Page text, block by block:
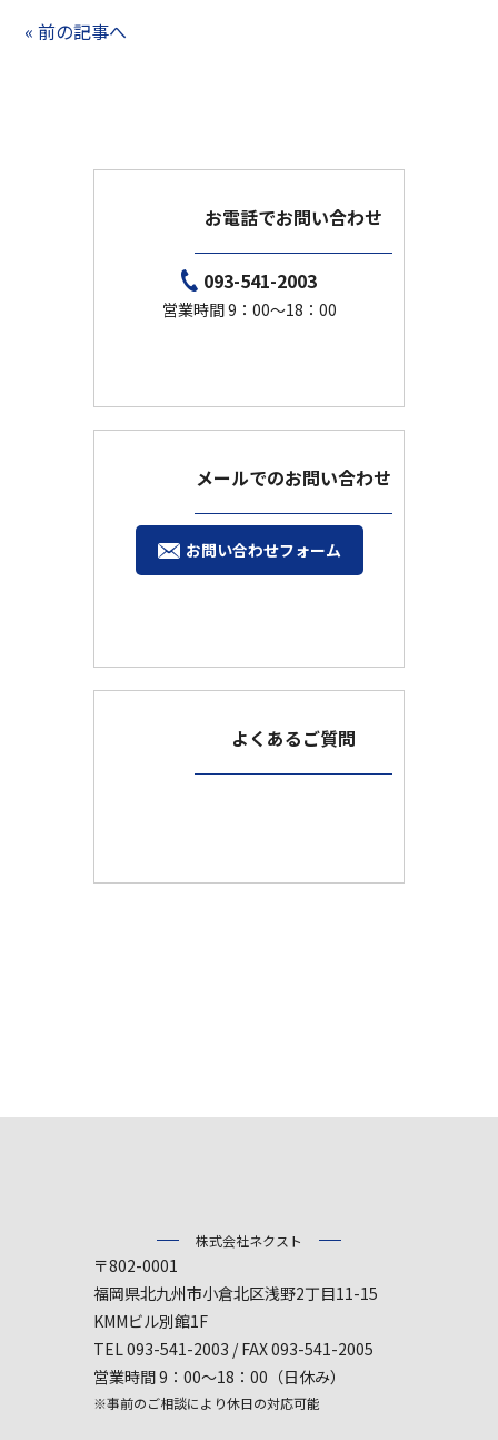
« 前の記事へ
お電話でお問い合わせ
093-541-2003
営業時間 9：00～18：00
メールでのお問い合わせ
お問い合わせフォーム
よくあるご質問
株式会社ネクスト
〒802-0001
福岡県北九州市小倉北区浅野2丁目11-15
KMMビル別館1F
TEL 093-541-2003 / FAX 093-541-2005
営業時間 9：00～18：00（日休み）
※事前のご相談により休日の対応可能